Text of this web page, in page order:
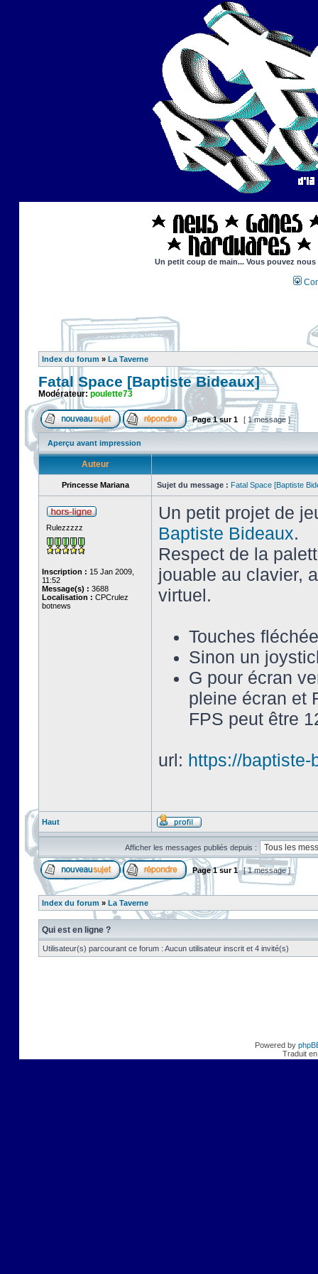
Un petit coup de main... Vous pouvez
Index du forum » La Taverne
Fatal Space [Baptiste Bideaux]
Modérateur: poulette73
Page1sur1 [ 1 message ]
Aperçu avant impression
Auteur
Princesse Mariana Sujet du message : Fatal Space [Baptiste
Rulezzzzz
Inscription : 15 Jan 2009,
11:52
Message(s) : 3688
Localisation : CPCrulez
botnews
Un petit projet de
Baptiste Bideaux.
Respect de la
jouable au clavier,
virtuel.
Touches
Sinon un
G pour écran
pleine écran et
FPS peut être
url: https://
Haut
Afficher les messages publiés depuis :
Page1sur1 [ 1 message ]
Index du forum » La Taverne
Qui est en ligne ?
Utilisateur(s) parcourant ce forum : Aucun utilisateur inscrit et 4 invité(s)
Powered by
Traduit